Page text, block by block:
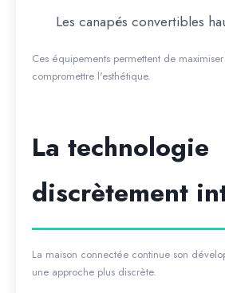
Les canapés convertibles
Ces équipements permettent de
compromettre l'esthétique.
La technologie
discrètement
La maison connectée continue son
une approche plus discrète.